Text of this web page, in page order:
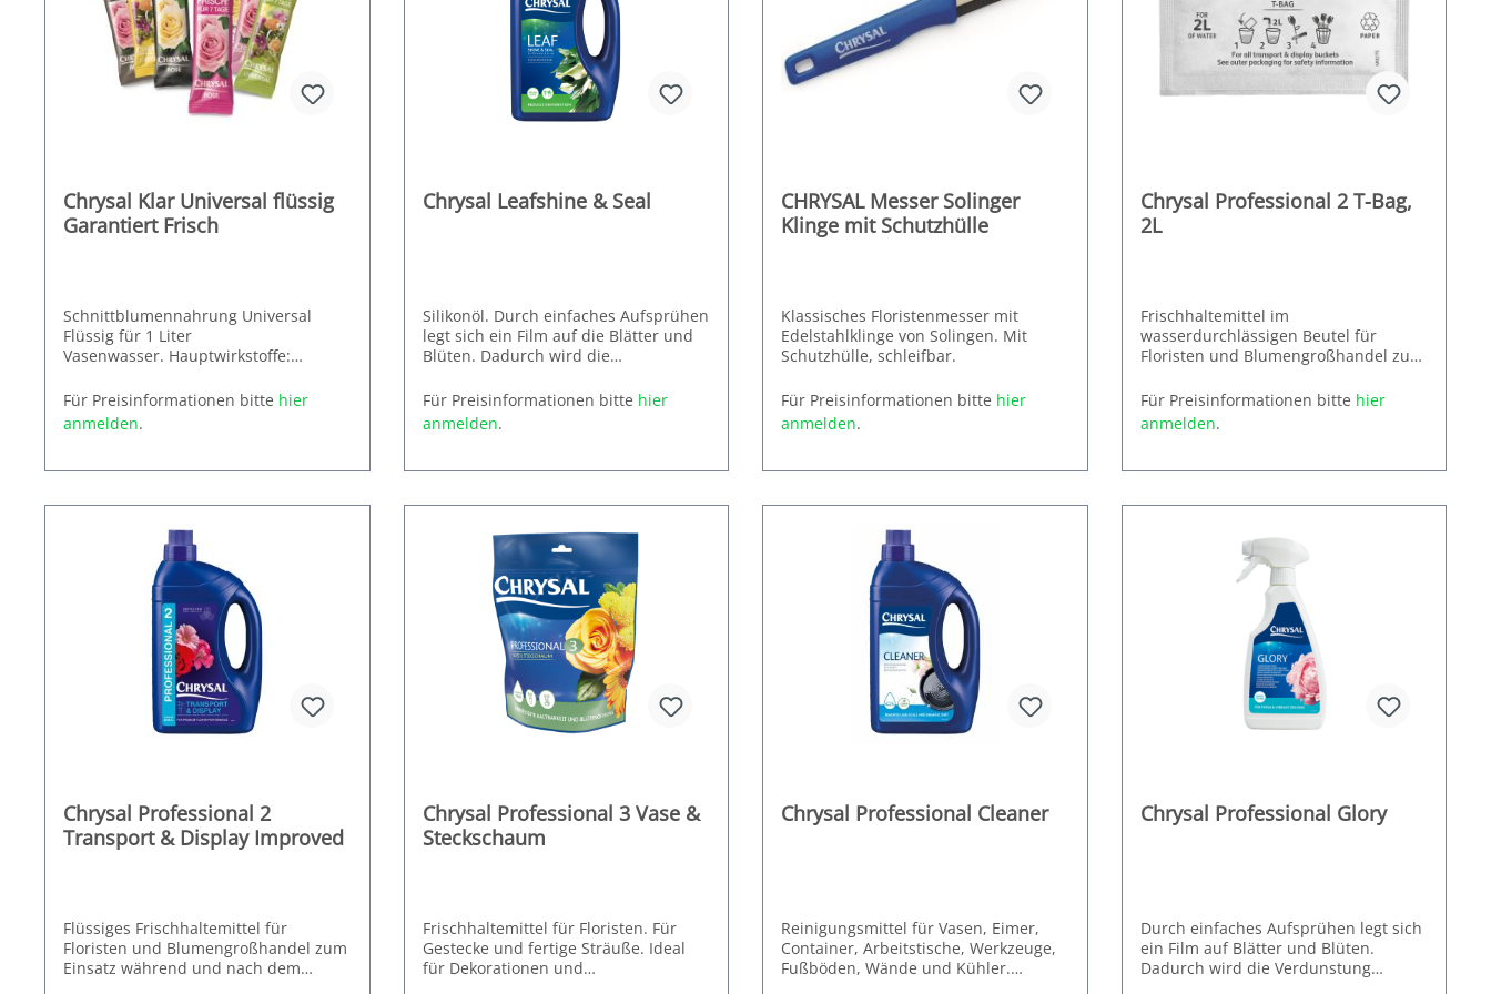
Chrysal Klar Universal flüssig
Garantiert Frisch
Schnittblumennahrung Universal
Flüssig für 1 Liter
Vasenwasser. Hauptwirkstoffe:
Verpackungseinheit: 1000 Stück
Für Preisinformationen bitte hier
anmelden.
Chrysal Leafshine & Seal
Silikonöl. Durch einfaches Aufsprühen
legt sich ein Film auf die Blätter und
Blüten. Dadurch wird die
Schnittblumen bleiben 24 Stunden
frisch. Ideal für Hochzeitsfloristik.
Unsichtbar und
Gibt Blättern den natürlichen Glanz
zurück. Glanzintensität individuell
mischbar. Keine Schäden durch
Produzenten und
Erhältlich als 1 x 1000 ml Flasche oder
Für Preisinformationen bitte hier
anmelden.
CHRYSAL Messer Solinger
Klinge mit Schutzhülle
Klassisches Floristenmesser mit
Edelstahlklinge von Solingen. Mit
Schutzhülle, schleifbar.
Inhalt: 1 Messer pro VE
Für Preisinformationen bitte hier
anmelden.
Chrysal Professional 2 T-Bag,
2L
Frischhaltemittel im
wasserdurchlässigen Beutel für
Floristen und Blumengroßhandel zum
im Verkauf.
Dosierung: 1 T-Bag auf 2 Liter
Hauptwirkstoffe: Zitronensäure,
Für Preisinformationen bitte hier
anmelden.
Chrysal Professional 2
Transport & Display Improved
Flüssiges Frischhaltemittel für
Floristen und Blumengroßhandel zum
Einsatz während und nach dem
Chrysal Professional 3 Vase &
Steckschaum
Frischhaltemittel für Floristen. Für
Gestecke und fertige Sträuße. Ideal
für Dekorationen und
Chrysal Professional Cleaner
Reinigungsmittel für Vasen, Eimer,
Container, Arbeitstische, Werkzeuge,
Fußböden, Wände und Kühler.
Chrysal Professional Glory
Durch einfaches Aufsprühen legt sich
ein Film auf Blätter und Blüten.
Dadurch wird die Verdunstung